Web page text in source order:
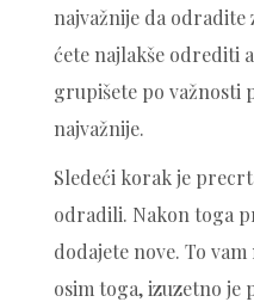
najvažnije da
ćete najlakše odrediti
grupišete po važnosti
najvažnije.
Sledeći korak je
odradili. Nakon toga
dodajete nove. To
osim toga, izuzetno je